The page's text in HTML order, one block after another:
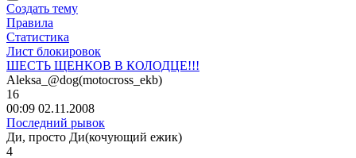
Создать тему
Правила
Статистика
Лист блокировок
ШЕСТЬ ЩЕНКОВ В КОЛОДЦЕ!!!
Aleksa_@dog(motocross_ekb)
16
00:09 02.11.2008
Последний рывок
Ди, просто Ди(кочующий ежик)
4